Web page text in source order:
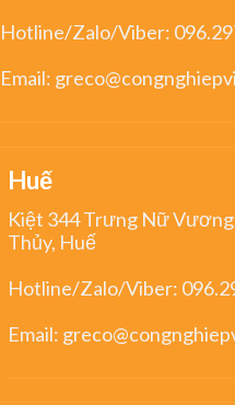
Hotline/Zalo/Viber:
Email:
Huế
Kiệt 344 Trưng Nữ
Thủy, Huế
Hotline/Zalo/Viber:
Email: